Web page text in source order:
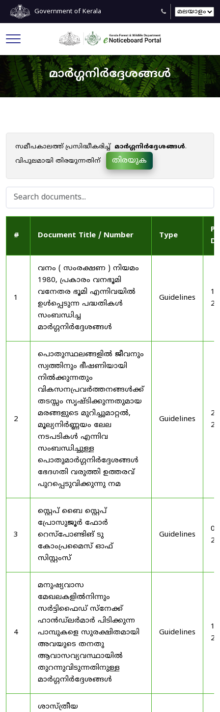
Government of Kerala
മാർഗ്ഗനിർദ്ദേശങ്ങൾ
സമീപകാലത്ത് പ്രസിദ്ധീകരിച്ച് മാർഗ്ഗനിർദ്ദേശങ്ങൾ.
വിപുലമായി തിരയുന്നതിന്
തിരയുക
# Document Title / Number Type
1
വനം ( സംരക്ഷണ ) നിയമം
1980, പ്രകാരം വനഭൂമി
വനേതര ഭൂമി എന്നിവയിൽ
ഉൾപ്പെടുന്ന പദ്ധതികൾ
സംബന്ധിച്ച
മാർഗ്ഗനിർദ്ദേശങ്ങൾ
Guidelines
2
പൊതുസ്ഥലങ്ങളിൽ ജീവനും
സ്വത്തിനും ഭീഷണിയായി
നിൽക്കുന്നതും
വികസനപ്രവർത്തനങ്ങൾക്ക്
തടസ്സം സൃഷ്ടിക്കുന്നതുമായ
മരങ്ങളുടെ മുറിച്ചുമാറ്റൽ,
മൂല്യനിർണ്ണയം ലേല
നടപടികൾ എന്നിവ
സംബന്ധിച്ചുള്ള
പൊതുമാർഗ്ഗനിർദ്ദേശങ്ങൾ
ഭേദഗതി വരുത്തി ഉത്തരവ്
പുറപ്പെടുവിക്കുന്നു നമ
Guidelines
3
സ്റ്റെപ് ബൈ സ്റ്റെപ്
പ്രോസുജൂർ ഫോർ
റെസ്‌പോണ്ടിങ് ടു
കോംപ്രമൈസ് ഓഫ്
സിസ്റ്റംസ്
Guidelines
4
മനുഷ്യവാസ
മേഖലകളിൽനിന്നും
സർട്ടിഫൈഡ് സ്നേക്ക്
ഹാൻഡ്‌ലർമാർ പിടിക്കുന്ന
പാമ്പുകളെ സുരക്ഷിതമായി
അവയുടെ തനതു
ആവാസവ്യവസ്ഥായിൽ
തുറന്നുവിടുന്നതിനുള്ള
മാർഗ്ഗനിർദ്ദേശങ്ങൾ
Guidelines
ശാസ്ത്രീയ